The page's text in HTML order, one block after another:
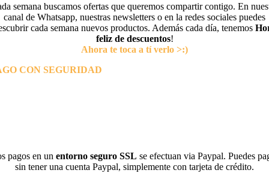
semana buscamos ofertas que queremos compartir contigo. En
canal de Whatsapp, nuestras newsletters o en la redes sociales puedes
cada semana nuevos productos. Además cada día, tenemos
feliz de descuentos!
Ahora te toca a tí verlo >:)
CON SEGURIDAD
pagos en un entorno seguro SSL se efectuan via Paypal. Puedes
sin tener una cuenta Paypal, simplemente con tarjeta de crédito.